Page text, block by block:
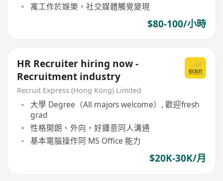
寓工作於娛樂，社交媒體觸覺變現
$80-100/小時
HR Recruiter hiring now -
Recruitment industry
Recruit Express (Hong Kong) Limited
大學 Degree（All majors welcome）, 歡迎fresh
grad
性格開朗、外向，好鍾意同人溝通
基本電腦操作同 MS Office 能力
$20K-30K/月